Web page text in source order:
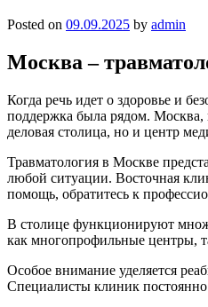
Posted on 09.09.2025 by admin
Москва –
Когда речь идет о здоровье и
поддержка была рядом. Москва,
деловая столица, но и центр
Травматология в Москве
любой ситуации. Восточная
помощь, обратитесь к
В столице функционируют
как многопрофильные центры,
Особое внимание уделяется
Специалисты клиник